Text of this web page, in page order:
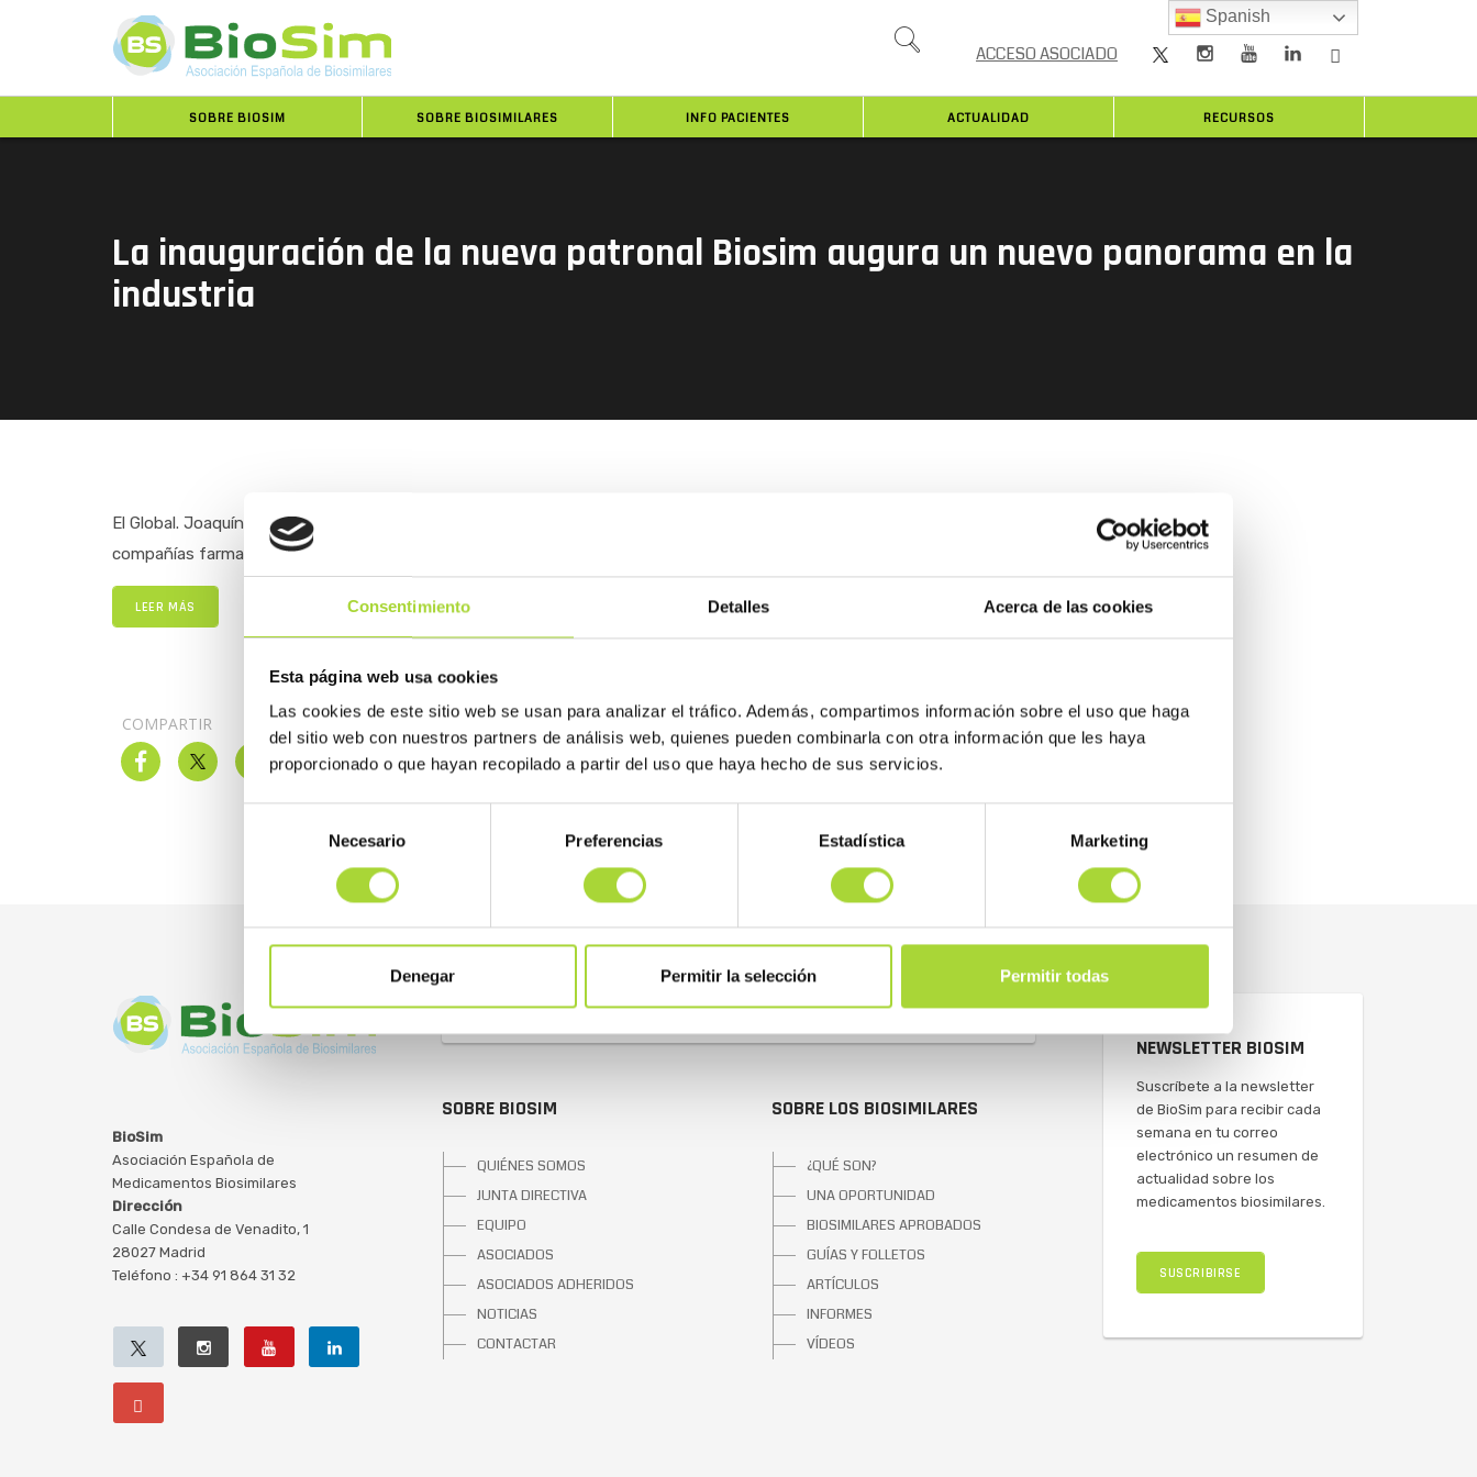
Consentimiento Detalles Acerca de las cookies
Esta página web usa cookies
Las cookies de este sitio web se usan para analizar el tráfico. Además, compartimos información sobre el uso que haga
del sitio web con nuestros partners de análisis web, quienes pueden combinarla con otra información que les haya
proporcionado o que hayan recopilado a partir del uso que haya hecho de sus servicios.
consentimiento
Necesario Preferencias Estadística Marketing
Denegar Permitir la selección Permitir todas
SOBRE BIOSIM SOBRE BIOSIMILARES INFO PACIENTES ACTUALIDAD RECURSOS
ACCESO ASOCIADO
La inauguración de la nueva patronal Biosim augura un nuevo panorama en la
industria
El Global. Joaquín Rodrigo presidirá y Ángel Luis Rodríguez de la Cuerda será el director general. Hasta ahora son 15 las
compañías farmacéuticas que se han sumado a esta organización empresarial.
LEER MÁS
COMPARTIR
2026
2025
BioSim
Asociación Española de
Medicamentos Biosimilares
Dirección
Calle Condesa de Venadito, 1
28027 Madrid
Teléfono : +34 91 864 31 32
SOBRE BIOSIM
QUIÉNES SOMOS
JUNTA DIRECTIVA
EQUIPO
ASOCIADOS
ASOCIADOS ADHERIDOS
NOTICIAS
CONTACTAR
SOBRE LOS BIOSIMILARES
¿QUÉ SON?
UNA OPORTUNIDAD
BIOSIMILARES APROBADOS
GUÍAS Y FOLLETOS
ARTÍCULOS
INFORMES
VÍDEOS
NEWSLETTER BIOSIM
Suscríbete a la newsletter
de BioSim para recibir cada
semana en tu correo
electrónico un resumen de
actualidad sobre los
medicamentos biosimilares.
SUSCRIBIRSE
Spanish